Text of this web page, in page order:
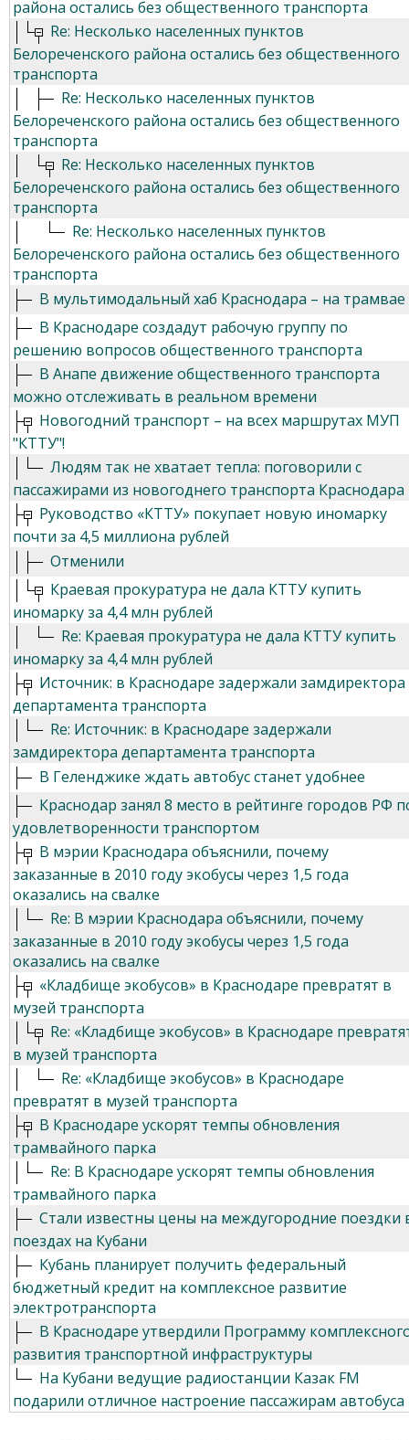
района остались без общественного транспорта
Re: Несколько населенных пунктов
Белореченского района остались без общественного
транспорта
Re: Несколько населенных пунктов
Белореченского района остались без общественного
транспорта
Re: Несколько населенных пунктов
Белореченского района остались без общественного
транспорта
Re: Несколько населенных пунктов
Белореченского района остались без общественного
транспорта
В мультимодальный хаб Краснодара – на трамвае
В Краснодаре создадут рабочую группу по
решению вопросов общественного транспорта
В Анапе движение общественного транспорта
можно отслеживать в реальном времени
Новогодний транспорт – на всех маршрутах МУП
"КТТУ"!
Людям так не хватает тепла: поговорили с
пассажирами из новогоднего транспорта Краснодара
Руководство «КТТУ» покупает новую иномарку
почти за 4,5 миллиона рублей
Отменили
Краевая прокуратура не дала КТТУ купить
иномарку за 4,4 млн рублей
Re: Краевая прокуратура не дала КТТУ купить
иномарку за 4,4 млн рублей
Источник: в Краснодаре задержали замдиректора
департамента транспорта
Re: Источник: в Краснодаре задержали
замдиректора департамента транспорта
В Геленджике ждать автобус станет удобнее
Краснодар занял 8 место в рейтинге городов РФ
удовлетворенности транспортом
В мэрии Краснодара объяснили, почему
заказанные в 2010 году экобусы через 1,5 года
оказались на свалке
Re: В мэрии Краснодара объяснили, почему
заказанные в 2010 году экобусы через 1,5 года
оказались на свалке
«Кладбище экобусов» в Краснодаре превратят в
музей транспорта
Re: «Кладбище экобусов» в Краснодаре
в музей транспорта
Re: «Кладбище экобусов» в Краснодаре
превратят в музей транспорта
В Краснодаре ускорят темпы обновления
трамвайного парка
Re: В Краснодаре ускорят темпы обновления
трамвайного парка
Стали известны цены на междугородние поездки
поездах на Кубани
Кубань планирует получить федеральный
бюджетный кредит на комплексное развитие
электротранспорта
В Краснодаре утвердили Программу
развития транспортной инфраструктуры
На Кубани ведущие радиостанции Казак FM
подарили отличное настроение пассажирам автобуса